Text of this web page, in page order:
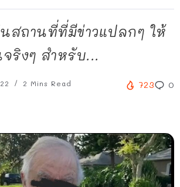
นสถานที่ที่มีข่าวแปลกๆ ให้
ริงๆ สำหรับ...
2 Mins Read 723 0